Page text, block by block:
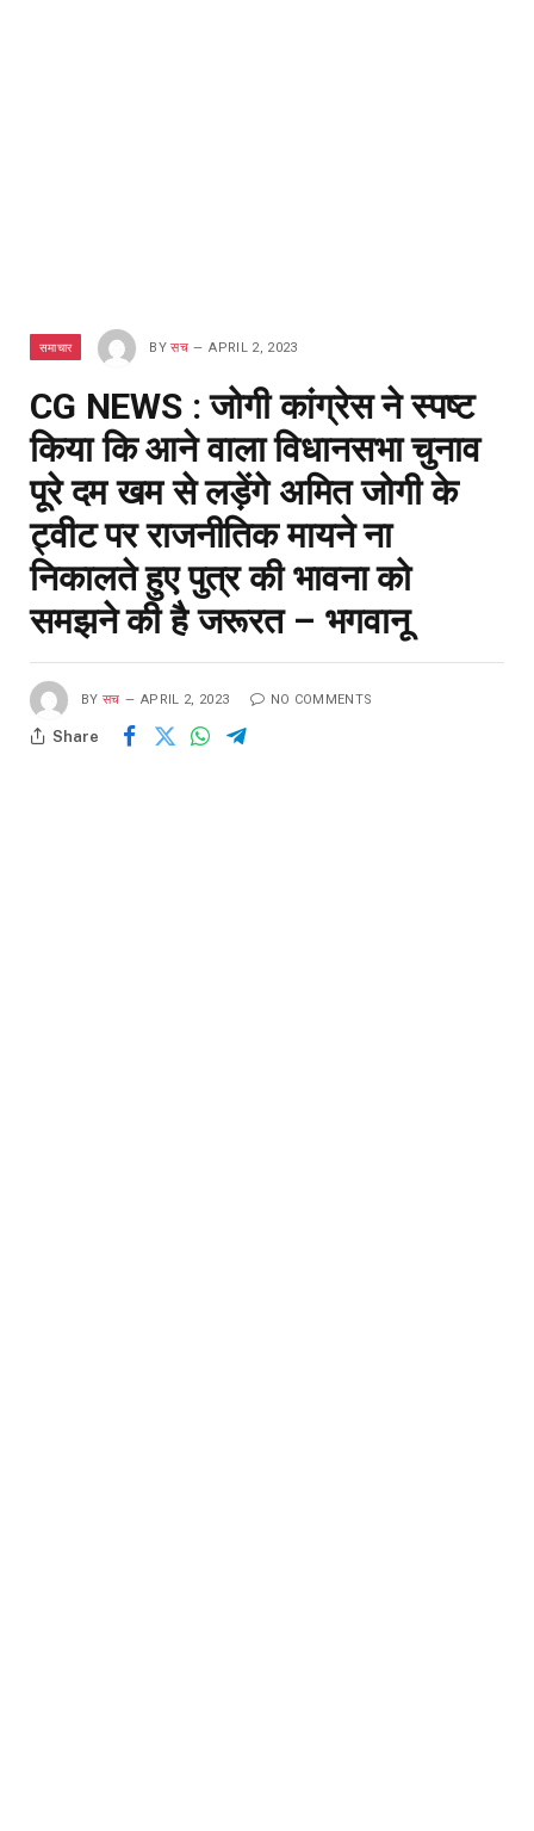
समाचार BY सच APRIL 2, 2023
CG NEWS : जोगी कांग्रेस ने स्पष्ट
किया कि आने वाला विधानसभा चुनाव
पूरे दम खम से लड़ेंगे अमित जोगी के
ट्वीट पर राजनीतिक मायने ना
निकालते हुए पुत्र की भावना को
समझने की है जरूरत – भगवानू
BY सच APRIL 2, 2023 NO COMMENTS
Share